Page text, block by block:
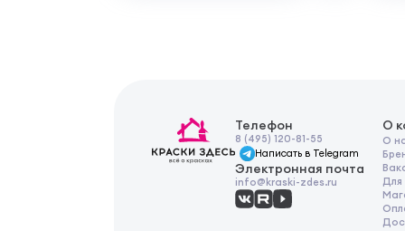
Телефон
8 (495) 120-81-55
Написать в Telegram
Электронная почта
info@kraski-zdes.ru
О
О
Для